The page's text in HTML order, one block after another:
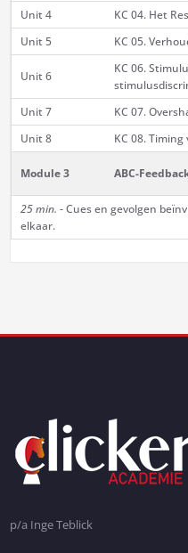
Unit 4
KC 04. Het
Unit 5
KC 05.
Unit 6
KC 06.
Unit 7
KC 07.
Unit 8
KC 08.
Module 3 ABC-
25 min. - Cues en gevolgen
elkaar.
p/a Inge Teblick